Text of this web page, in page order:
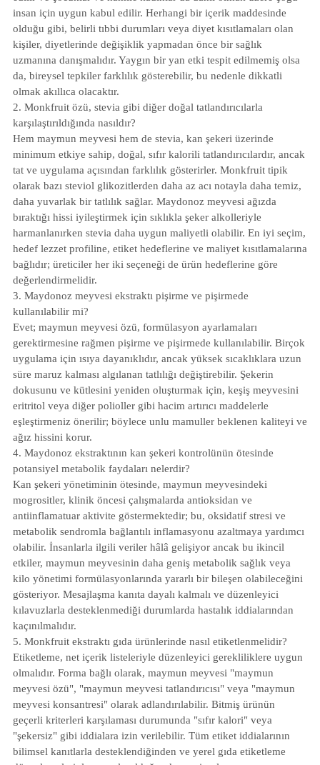
insan için uygun kabul edilir. Herhangi bir içerik maddesinde
olduğu gibi, belirli tıbbi durumları veya diyet kısıtlamaları olan
kişiler, diyetlerinde değişiklik yapmadan önce bir sağlık
uzmanına danışmalıdır. Yaygın bir yan etki tespit edilmemiş olsa
da, bireysel tepkiler farklılık gösterebilir, bu nedenle dikkatli
olmak akıllıca olacaktır.
2. Monkfruit özü, stevia gibi diğer doğal tatlandırıcılarla
karşılaştırıldığında nasıldır?
Hem maymun meyvesi hem de stevia, kan şekeri üzerinde
minimum etkiye sahip, doğal, sıfır kalorili tatlandırıcılardır, ancak
tat ve uygulama açısından farklılık gösterirler. Monkfruit tipik
olarak bazı steviol glikozitlerden daha az acı notayla daha temiz,
daha yuvarlak bir tatlılık sağlar. Maydonoz meyvesi ağızda
bıraktığı hissi iyileştirmek için sıklıkla şeker alkolleriyle
harmanlanırken stevia daha uygun maliyetli olabilir. En iyi seçim,
hedef lezzet profiline, etiket hedeflerine ve maliyet kısıtlamalarına
bağlıdır; üreticiler her iki seçeneği de ürün hedeflerine göre
değerlendirmelidir.
3. Maydonoz meyvesi ekstraktı pişirme ve pişirmede
kullanılabilir mi?
Evet; maymun meyvesi özü, formülasyon ayarlamaları
gerektirmesine rağmen pişirme ve pişirmede kullanılabilir. Birçok
uygulama için ısıya dayanıklıdır, ancak yüksek sıcaklıklara uzun
süre maruz kalması algılanan tatlılığı değiştirebilir. Şekerin
dokusunu ve kütlesini yeniden oluşturmak için, keşiş meyvesini
eritritol veya diğer polioller gibi hacim artırıcı maddelerle
eşleştirmeniz önerilir; böylece unlu mamuller beklenen kaliteyi ve
ağız hissini korur.
4. Maydonoz ekstraktının kan şekeri kontrolünün ötesinde
potansiyel metabolik faydaları nelerdir?
Kan şekeri yönetiminin ötesinde, maymun meyvesindeki
mogrositler, klinik öncesi çalışmalarda antioksidan ve
antiinflamatuar aktivite göstermektedir; bu, oksidatif stresi ve
metabolik sendromla bağlantılı inflamasyonu azaltmaya yardımcı
olabilir. İnsanlarla ilgili veriler hâlâ gelişiyor ancak bu ikincil
etkiler, maymun meyvesinin daha geniş metabolik sağlık veya
kilo yönetimi formülasyonlarında yararlı bir bileşen olabileceğini
gösteriyor. Mesajlaşma kanıta dayalı kalmalı ve düzenleyici
kılavuzlarla desteklenmediği durumlarda hastalık iddialarından
kaçınılmalıdır.
5. Monkfruit ekstraktı gıda ürünlerinde nasıl etiketlenmelidir?
Etiketleme, net içerik listeleriyle düzenleyici gerekliliklere uygun
olmalıdır. Forma bağlı olarak, maymun meyvesi "maymun
meyvesi özü", "maymun meyvesi tatlandırıcısı" veya "maymun
meyvesi konsantresi" olarak adlandırılabilir. Bitmiş ürünün
geçerli kriterleri karşılaması durumunda "sıfır kalori" veya
"şekersiz" gibi iddialara izin verilebilir. Tüm etiket iddialarının
bilimsel kanıtlarla desteklendiğinden ve yerel gıda etiketleme